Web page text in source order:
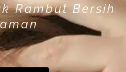
Rambut Bersih